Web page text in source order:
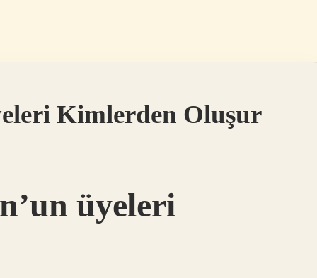
Kimlerden Oluşur
üyeleri